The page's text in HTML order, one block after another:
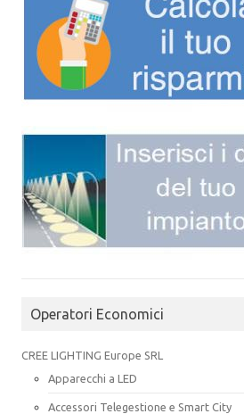
Operatori Economici
CREE LIGHTING Europe SRL
Apparecchi a LED
Accessori Telegestione e Smart City